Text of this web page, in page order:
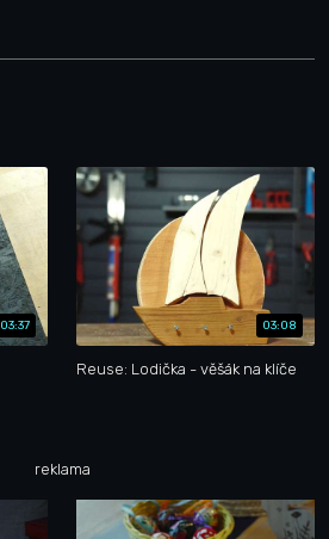
03:37 03:08
Reuse: Lodička - věšák na klíče
reklama